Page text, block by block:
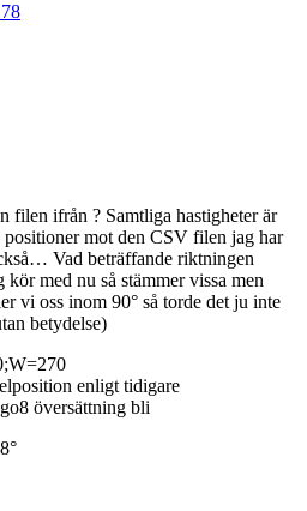
filen ifrån ? Samtliga hastigheter är
mot den CSV filen jag har
Vad beträffande riktningen
med nu så stämmer vissa men
vi oss inom 90° så torde det ju inte
betydelse)
enligt tidigare
översättning bli